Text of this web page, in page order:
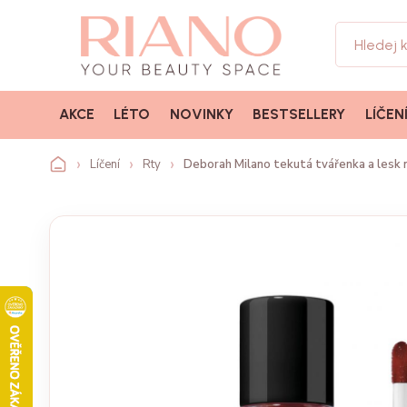
AKCE LÉTO NOVINKY BESTSELLERY LÍČENÍ
Líčení Rty Deborah Milano tekutá tvářenka a lesk